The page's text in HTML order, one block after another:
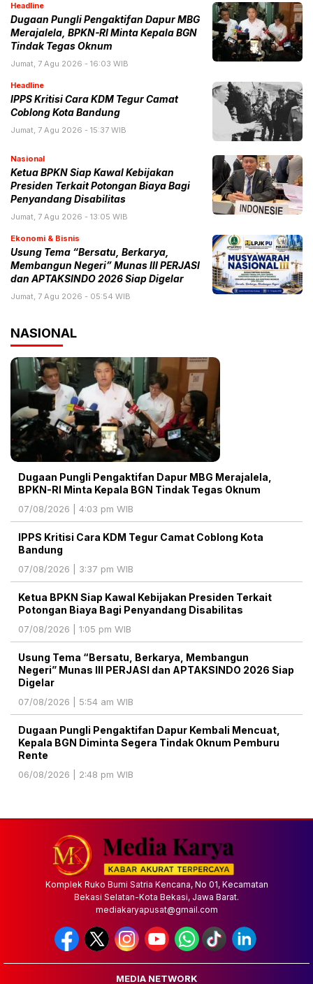
Headline
Dugaan Pungli Pengaktifan Dapur MBG
Merajalela, BPKN-RI Minta Kepala BGN
Tindak Tegas Oknum
Jumat, 7 Agu 2026 - 16:03 WIB
Headline
IPPS Kritisi Cara KDM Tegur Camat
Coblong Kota Bandung
Jumat, 7 Agu 2026 - 15:37 WIB
Nasional
Ketua BPKN Siap Kawal Kebijakan
Presiden Terkait Potongan Biaya Bagi
Penyandang Disabilitas
Jumat, 7 Agu 2026 - 13:05 WIB
Ekonomi & Bisnis
Usung Tema “Bersatu, Berkarya,
Membangun Negeri” Munas III PERJASI
dan APTAKSINDO 2026 Siap Digelar
Jumat, 7 Agu 2026 - 05:54 WIB
NASIONAL
Dugaan Pungli Pengaktifan Dapur MBG Merajalela,
BPKN-RI Minta Kepala BGN Tindak Tegas Oknum
07/08/2026 | 4:03 pm WIB
IPPS Kritisi Cara KDM Tegur Camat Coblong Kota
Bandung
07/08/2026 | 3:37 pm WIB
Ketua BPKN Siap Kawal Kebijakan Presiden Terkait
Potongan Biaya Bagi Penyandang Disabilitas
07/08/2026 | 1:05 pm WIB
Usung Tema “Bersatu, Berkarya, Membangun
Negeri” Munas III PERJASI dan APTAKSINDO 2026 Siap
Digelar
07/08/2026 | 5:54 am WIB
Dugaan Pungli Pengaktifan Dapur Kembali Mencuat,
Kepala BGN Diminta Segera Tindak Oknum Pemburu
Rente
06/08/2026 | 2:48 pm WIB
Komplek Ruko Bumi Satria Kencana, No 01, Kecamatan
Bekasi Selatan-Kota Bekasi, Jawa Barat.
mediakaryapusat@gmail.com
MEDIA NETWORK